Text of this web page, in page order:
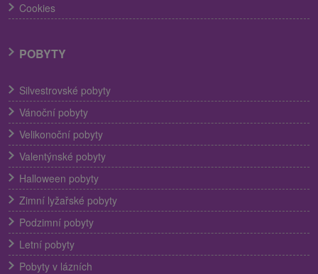
Cookies
POBYTY
Silvestrovské pobyty
Vánoční pobyty
Velikonoční pobyty
Valentýnské pobyty
Halloween pobyty
Zimní lyžařské pobyty
Podzimní pobyty
Letní pobyty
Pobyty v lázních